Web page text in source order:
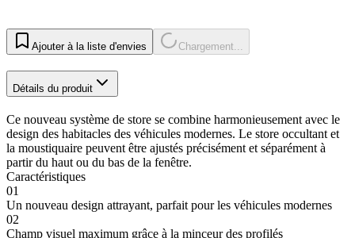
Ajouter à la liste d'envies Chargement...
Détails du produit
Ce nouveau système de store se combine harmonieusement avec le
design des habitacles des véhicules modernes. Le store occultant et
la moustiquaire peuvent être ajustés précisément et séparément à
partir du haut ou du bas de la fenêtre.
Caractéristiques
01
Un nouveau design attrayant, parfait pour les véhicules modernes
02
Champ visuel maximum grâce à la minceur des profilés